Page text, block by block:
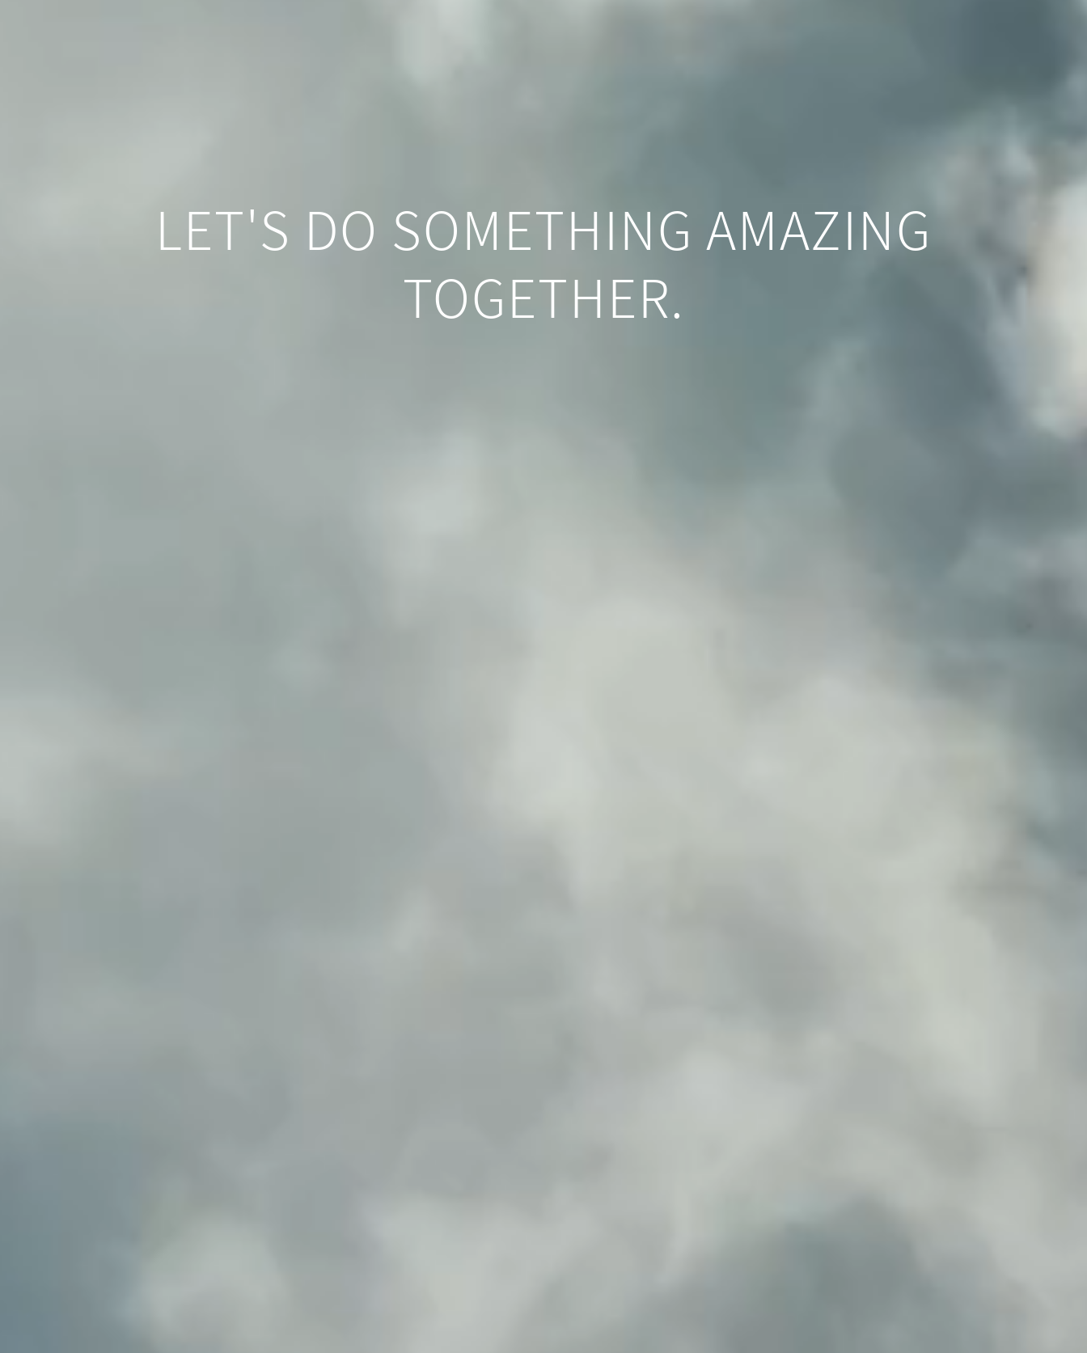
LET'S DO SOMETHING AMAZING
TOGETHER.